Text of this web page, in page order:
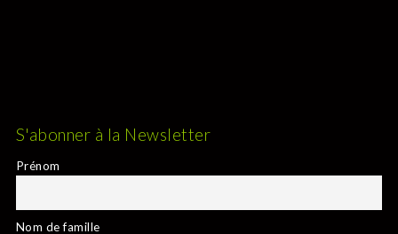
S'abonner à la Newsletter
Prénom
Nom de famille